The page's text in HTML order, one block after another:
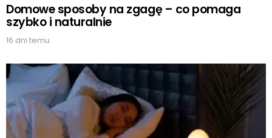
Domowe sposoby na zgagę – co pomaga
szybko i naturalnie
16 dni temu